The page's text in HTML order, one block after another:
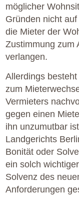
möglicher
Gründen nicht
die Mieter der
Zustimmung zum
verlangen.
Allerdings
zum
Vermieters
gegen einen
ihn unzumutbar
Landgerichts
Bonität oder
ein solch
Solvenz des
Anforderungen